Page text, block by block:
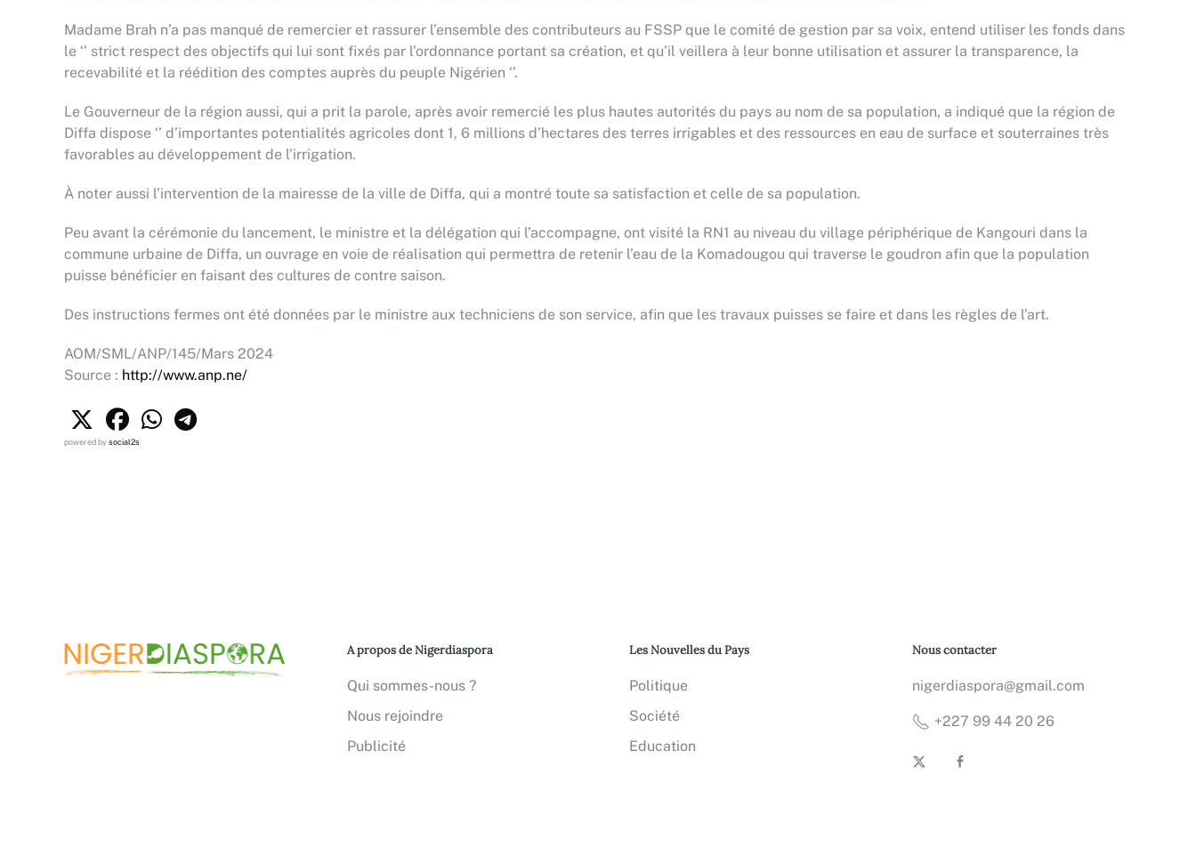
Madame Brah n’a pas manqué de remercier et rassurer l’ensemble des contributeurs au FSSP que le comité de gestion par sa voix, entend utiliser les fonds dans
le ‘’ strict respect des objectifs qui lui sont fixés par l’ordonnance portant sa création, et qu’il veillera à leur bonne utilisation et assurer la transparence, la
recevabilité et la réédition des comptes auprès du peuple Nigérien ‘’.
Le Gouverneur de la région aussi, qui a prit la parole, après avoir remercié les plus hautes autorités du pays au nom de sa population, a indiqué que la région de
Diffa dispose ‘’ d’importantes potentialités agricoles dont 1, 6 millions d’hectares des terres irrigables et des ressources en eau de surface et souterraines très
favorables au développement de l’irrigation.
À noter aussi l’intervention de la mairesse de la ville de Diffa, qui a montré toute sa satisfaction et celle de sa population.
Peu avant la cérémonie du lancement, le ministre et la délégation qui l’accompagne, ont visité la RN1 au niveau du village périphérique de Kangouri dans la
commune urbaine de Diffa, un ouvrage en voie de réalisation qui permettra de retenir l’eau de la Komadougou qui traverse le goudron afin que la population
puisse bénéficier en faisant des cultures de contre saison.
Des instructions fermes ont été données par le ministre aux techniciens de son service, afin que les travaux puisses se faire et dans les règles de l’art.
AOM/SML/ANP/145/Mars 2024
Source : http://www.anp.ne/
powered bysocial2s
A propos de Nigerdiaspora
Qui sommes-nous ?
Nous rejoindre
Publicité
Les Nouvelles du Pays
Politique
Société
Education
Nous contacter
nigerdiaspora@gmail.com
+227 99 44 20 26